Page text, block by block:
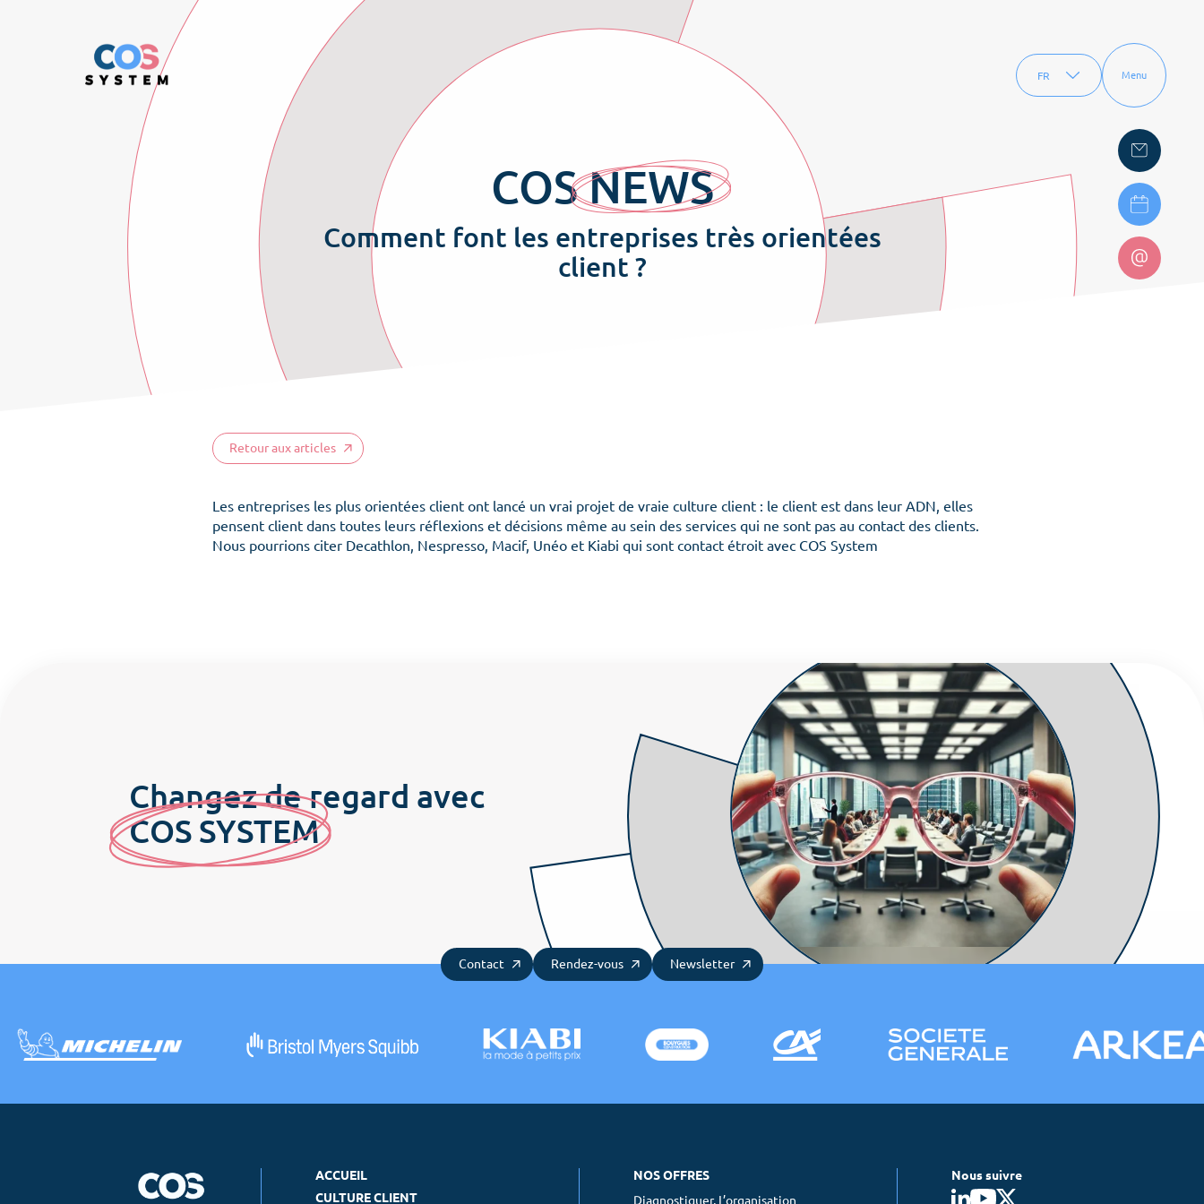
FR Menu
Menu
Nos offres
Les équipes
Embarquer Prendre conscience
Les attitudes Les process
Contactez-nous
Prendre rendez-vous
Newsletter
COSNEWS
Comment font les entreprises très orientées
client ?
Retour aux articles
Les entreprises les plus orientées client ont lancé un vrai projet de vraie culture client : le client est dans leur ADN, elles
pensent client dans toutes leurs réflexions et décisions même au sein des services qui ne sont pas au contact des clients.
Nous pourrions citer Decathlon, Nespresso, Macif, Unéo et Kiabi qui sont contact étroit avec COS System
Changez de regard avec
COS SYSTEM
Contact Rendez-vous Newsletter
ACCUEIL
CULTURE CLIENT
NOS OFFRES
Diagnostiquer, L’organisation
Nous suivre